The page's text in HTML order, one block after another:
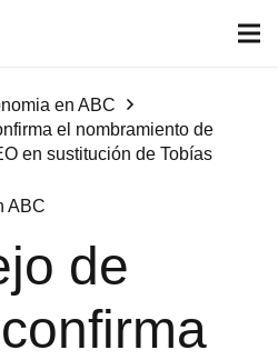
en ABC
el nombramiento de
en sustitución de Tobías
ABC
de